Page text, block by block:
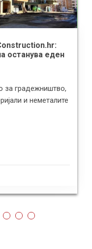
останува еден
за градежништво,
и неметалите